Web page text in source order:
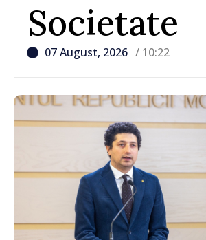
Societate
07 August, 2026 / 10:22